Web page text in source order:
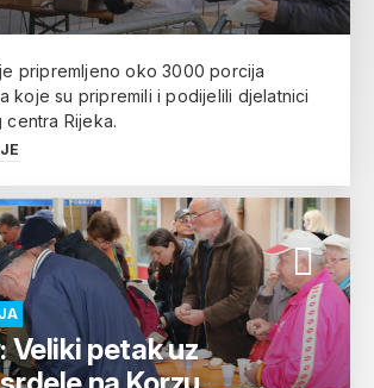
pripremljeno oko 3000 porcija
koje su pripremili i podijelili djelatnici
Rijeka.
Veliki petak uz